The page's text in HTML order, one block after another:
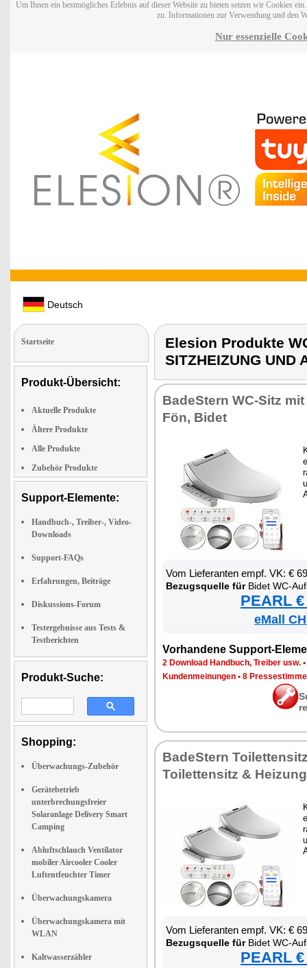
Um Ihnen ein bestmögliches Erlebnis auf dieser Website zu bieten setzen wir Cookies
zu. Informationen zur Verwendung und den
Nur essenzielle
Deutsch
Startseite
Produkt-Übersicht:
Aktuelle Produkte
Ältere Produkte
Alle Produkte
Zubehör Produkte
Support-Elemente:
Handbuch-, Treiber-, Video-
Downloads
Support-FAQs
Erfahrungen, Beiträge
Diskussions-Forum
Testergebnisse aus Tests &
Testberichten
Produkt-Suche:
Shopping:
Überwachungs-Zubehör
Gerätebetrieb
unterbrechungsfreier
Solaranlage Delivery Smart
Camping
Abluftschlauch Ventilator
mobiler Aircooler Cooler
Luftentfeuchter Timer
Überwachungskamera
Überwachungskamera mit
WLAN
Kaltwasserzähler
Elesion Produkte
SITZHEIZUNG UND
Ba­deS­tern WC-Sitz
Fön, Bi­det
Vom Lie­fe­ran­ten empf. VK: €
Be­zugs­quel­le fürBi­det WC-
PEARL
eMall
Vor­han­de­ne Sup­port-
2 Down­load Hand­buch, Trei­ber usw. •
Kun­den­mei­nun­gen • 8
Ba­deS­tern
Toi­let­ten­sitz & Hei­zung
Vom Lie­fe­ran­ten empf. VK: €
Be­zugs­quel­le fürBi­det WC-
PEARL